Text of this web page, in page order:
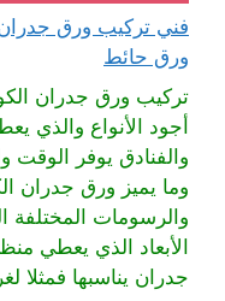
ورق حائط
تركيب ورق جدران
أجود الأنواع والذي
والفنادق يوفر الوقت
وما يميز ورق جدران
والرسومات المختلفة
الأبعاد الذي يعطي
جدران يناسبها فمثلا